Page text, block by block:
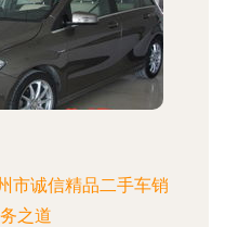
市诚信精品二手车销
之道